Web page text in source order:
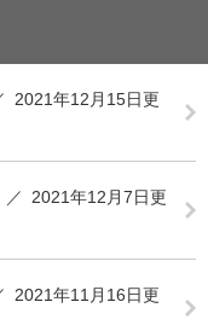
2021年12月15日更
2021年12月7日更
2021年11月16日更